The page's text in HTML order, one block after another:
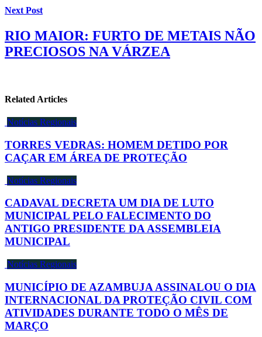
Next Post
RIO MAIOR: FURTO DE METAIS NÃO
PRECIOSOS NA VÁRZEA
Related Articles
Notícias Regionais
TORRES VEDRAS: HOMEM DETIDO POR
CAÇAR EM ÁREA DE PROTEÇÃO
Notícias Regionais
CADAVAL DECRETA UM DIA DE LUTO
MUNICIPAL PELO FALECIMENTO DO
ANTIGO PRESIDENTE DA ASSEMBLEIA
MUNICIPAL
Notícias Regionais
MUNICÍPIO DE AZAMBUJA ASSINALOU O DIA
INTERNACIONAL DA PROTEÇÃO CIVIL COM
ATIVIDADES DURANTE TODO O MÊS DE
MARÇO